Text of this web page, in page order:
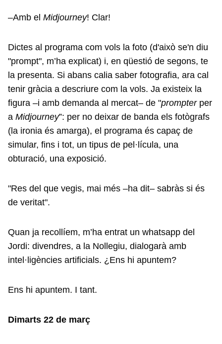
–Amb el Midjourney! Clar!
Dictes al programa com vols la foto (d'això se'n diu
"prompt", m’ha explicat) i, en qüestió de segons, te
la presenta. Si abans calia saber fotografia, ara cal
tenir gràcia a descriure com la vols. Ja existeix la
figura –i amb demanda al mercat– de "prompterper
a Midjourney”: per no deixar de banda els fotògrafs
(la ironia és amarga), el programa és capaç de
simular, fins i tot, un tipus de pel·lícula, una
obturació, una exposició.
"Res del que vegis, mai més –ha dit– sabràs si és
de veritat".
Quan ja recollíem, m’ha entrat un whatsapp del
Jordi: divendres, a la Nollegiu, dialogarà amb
intel·ligències artificials. ¿Ens hi apuntem?
Ens hi apuntem. I tant.
Dimarts 22 de març